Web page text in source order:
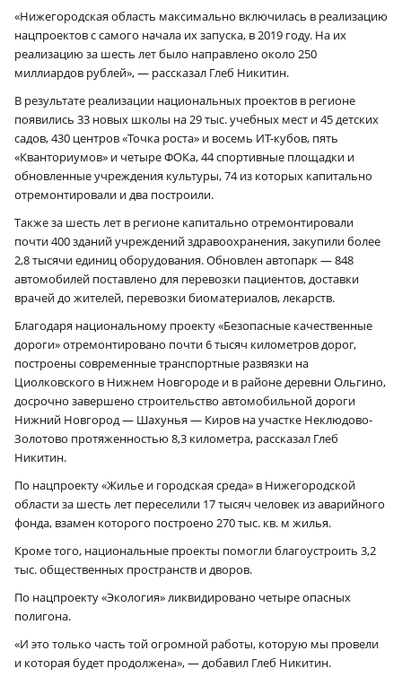
«Нижегородская область максимально включилась в реализацию
нацпроектов с самого начала их запуска, в 2019 году. На их
реализацию за шесть лет было направлено около 250
миллиардов рублей», — рассказал Глеб Никитин.
В результате реализации национальных проектов в регионе
появились 33 новых школы на 29 тыс. учебных мест и 45 детских
садов, 430 центров «Точка роста» и восемь ИТ-кубов, пять
«Кванториумов» и четыре ФОКа, 44 спортивные площадки и
обновленные учреждения культуры, 74 из которых капитально
отремонтировали и два построили.
Также за шесть лет в регионе капитально отремонтировали
почти 400 зданий учреждений здравоохранения, закупили более
2,8 тысячи единиц оборудования. Обновлен автопарк — 848
автомобилей поставлено для перевозки пациентов, доставки
врачей до жителей, перевозки биоматериалов, лекарств.
Благодаря национальному проекту «Безопасные качественные
дороги» отремонтировано почти 6 тысяч километров дорог,
построены современные транспортные развязки на
Циолковского в Нижнем Новгороде и в районе деревни Ольгино,
досрочно завершено строительство автомобильной дороги
Нижний Новгород — Шахунья — Киров на участке Неклюдово-
Золотово протяженностью 8,3 километра, рассказал Глеб
Никитин.
По нацпроекту «Жилье и городская среда» в Нижегородской
области за шесть лет переселили 17 тысяч человек из аварийного
фонда, взамен которого построено 270 тыс. кв. м жилья.
Кроме того, национальные проекты помогли благоустроить 3,2
тыс. общественных пространств и дворов.
По нацпроекту «Экология» ликвидировано четыре опасных
полигона.
«И это только часть той огромной работы, которую мы провели
и которая будет продолжена», — добавил Глеб Никитин.